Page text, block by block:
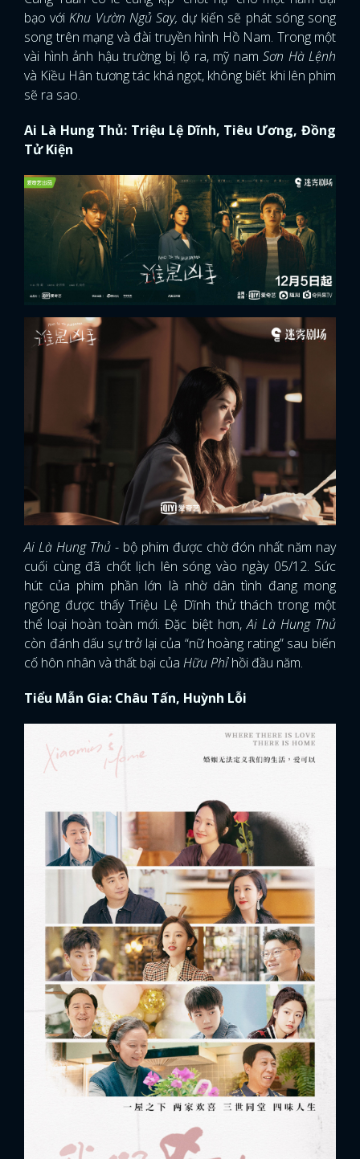
ĐĂNG NHẬP
bạo vớiKhu Vườn Ngủ Say, dự kiến sẽ phát sóng song
song trên mạng và đài truyền hình Hồ Nam. Trong một
vài hình ảnh hậu trường bị lộ ra, mỹ nam Sơn Hà Lệnh
và Kiều Hân tương tác khá ngọt, không biết khi lên phim
sẽ ra sao.
Ai Là Hung Thủ: Triệu Lệ Dĩnh, Tiêu Ương, Đồng
Tử Kiện
Ai Là Hung Thủ - bộ phim được chờ đón nhất năm nay
cuối cùng đã chốt lịch lên sóng vào ngày 05/12. Sức
hút của phim phần lớn là nhờ dân tình đang mong
ngóng được thấy Triệu Lệ Dĩnh thử thách trong một
thể loại hoàn toàn mới. Đặc biệt hơn,Ai Là Hung Thủ
còn đánh dấu sự trở lại của “nữ hoàng rating” sau biến
cố hôn nhân và thất bại của Hữu Phỉhồi đầu năm.
Tiểu Mẫn Gia: Châu Tấn, Huỳnh Lỗi